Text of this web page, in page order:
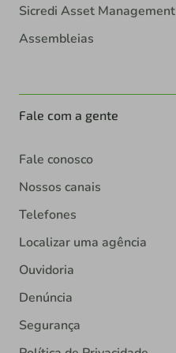
Sicredi Asset Management
Assembleias
Fale com a gente
Fale conosco
Nossos canais
Telefones
Localizar uma agência
Ouvidoria
Denúncia
Segurança